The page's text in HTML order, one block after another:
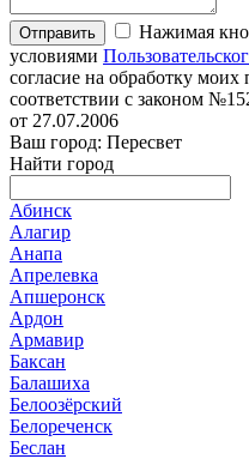
Отправить
Нажимая
условиями
согласие на обработку
соответствии с законом
от 27.07.2006
Ваш город: Пересвет
Найти город
Абинск
Алагир
Анапа
Апрелевка
Апшеронск
Ардон
Армавир
Баксан
Балашиха
Белоозёрский
Белореченск
Беслан